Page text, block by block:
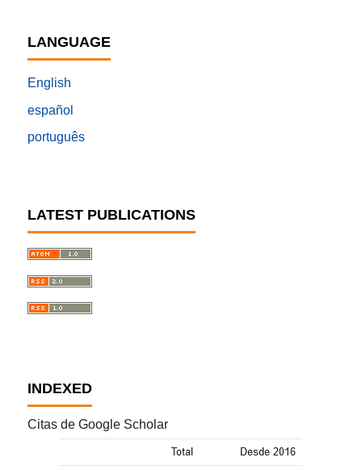
LANGUAGE
English
español
português
LATEST PUBLICATIONS
INDEXED
Citas de Google Scholar